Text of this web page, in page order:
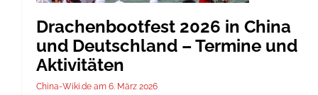
Drachenbootfest 2026 in China
und Deutschland – Termine und
Aktivitäten
China-Wiki.de 6. März 2026